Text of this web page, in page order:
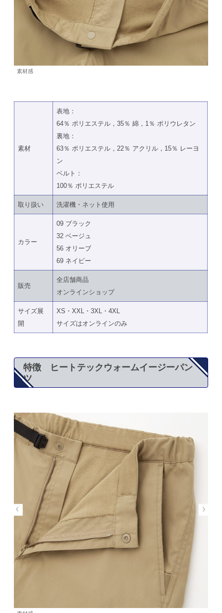
素材感
素材
表地：
64％ ポリエステル，35％ 綿，1％ ポリウレタン
裏地：
63％ ポリエステル，22％ アクリル，15％ レーヨ
ン
ベルト：
100％ ポリエステル
取り扱い 洗濯機・ネット使用
カラー
09 ブラック
32 ベージュ
56 オリーブ
69 ネイビー
販売
全店舗商品
オンラインショップ
サイズ展
開
XS・XXL・3XL・4XL
サイズはオンラインのみ
特徴 ヒートテックウォームイージーパン
ツ